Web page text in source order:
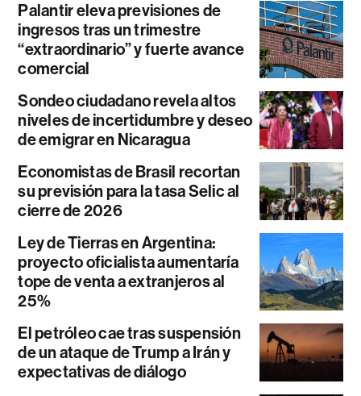
Palantir eleva previsiones de
ingresos tras un trimestre
“extraordinario” y fuerte avance
comercial
Sondeo ciudadano revela altos
niveles de incertidumbre y deseo
de emigrar en Nicaragua
Economistas de Brasil recortan
su previsión para la tasa Selic al
cierre de 2026
Ley de Tierras en Argentina:
proyecto oficialista aumentaría
tope de venta a extranjeros al
25%
El petróleo cae tras suspensión
de un ataque de Trump a Irán y
expectativas de diálogo